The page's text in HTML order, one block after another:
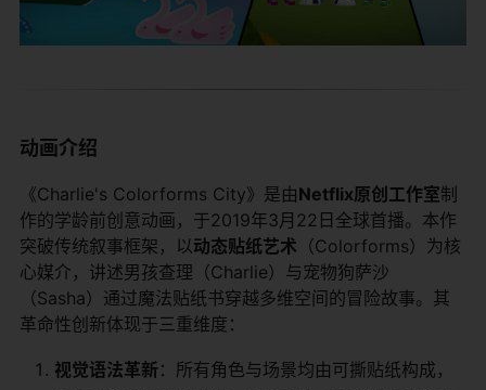
​动画介绍​
《Charlie's Colorforms City》是由​​Netflix原创工作室​​制
作的学龄前创意动画，于2019年3月22日全球首播。本作
突破传统叙事框架，以​​动态贴纸艺术​ ​（Colorforms）为核
心媒介，讲述男孩查理（Charlie）与宠物狗萨沙
（Sasha）通过魔法贴纸书穿越多维空间的冒险故事。其
革命性创新体现于三重维度：
​视觉语法革新​ ​：所有角色与场景均由可撕贴纸构成，